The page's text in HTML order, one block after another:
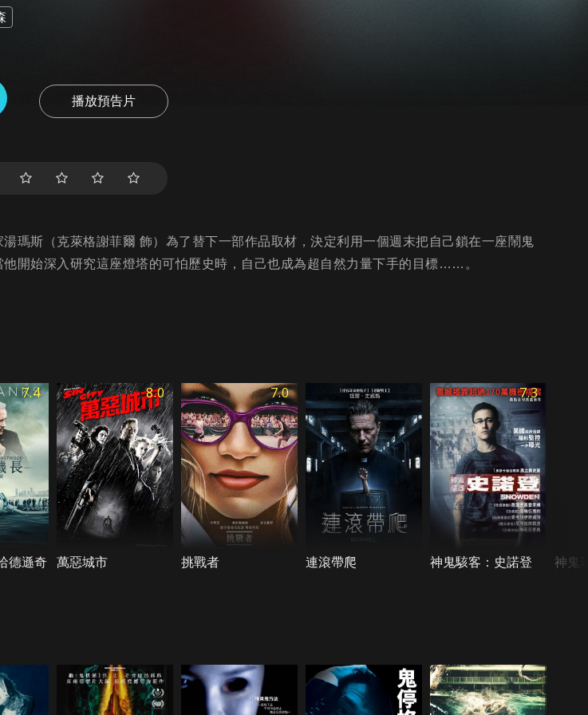
播放預告片
瑪斯（克萊格謝菲爾 飾）為了替下一部作品取材，決定利用一個週末把自己鎖在一座鬧鬼
他開始深入研究這座燈塔的可怕歷史時，自己也成為超自然力量下手的目標……。
7.4
德遜奇
8.0
萬惡城市
7.0
挑戰者 連滾帶爬
7.3
神鬼駭客：史諾登 神鬼